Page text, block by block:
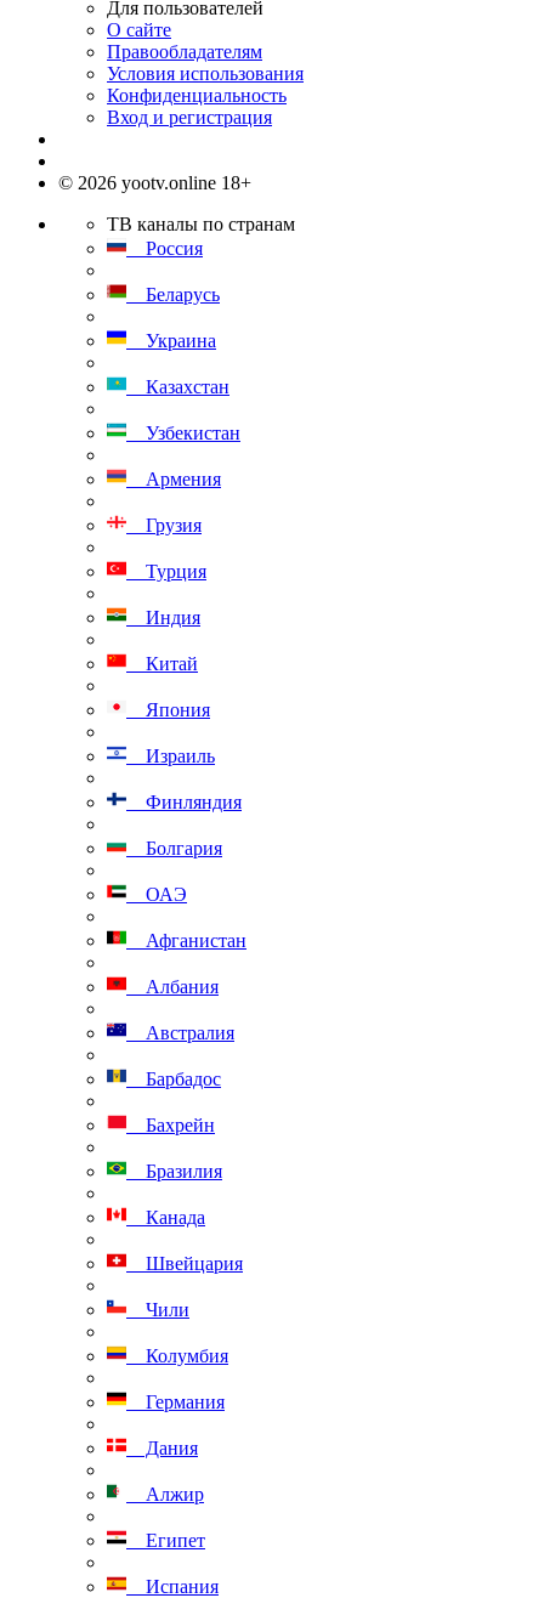
Для пользователей
О сайте
Правообладателям
Условия использования
Конфиденциальность
Вход и регистрация
© 2026 yootv.online 18+
ТВ каналы по странам
Россия
Беларусь
Украина
Казахстан
Узбекистан
Армения
Грузия
Турция
Индия
Китай
Япония
Израиль
Финляндия
Болгария
ОАЭ
Афганистан
Албания
Австралия
Барбадос
Бахрейн
Бразилия
Канада
Швейцария
Чили
Колумбия
Германия
Дания
Алжир
Египет
Испания